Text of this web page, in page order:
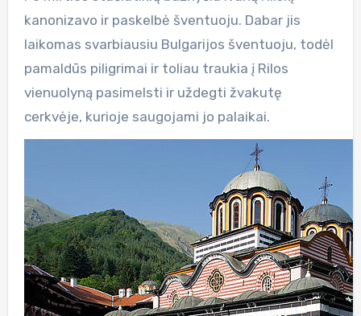
kanonizavo ir paskelbė šventuoju. Dabar jis
laikomas svarbiausiu Bulgarijos šventuoju, todėl
pamaldūs piligrimai ir toliau traukia į Rilos
vienuolyną pasimelsti ir uždegti žvakutę
cerkvėje, kurioje saugojami jo palaikai.